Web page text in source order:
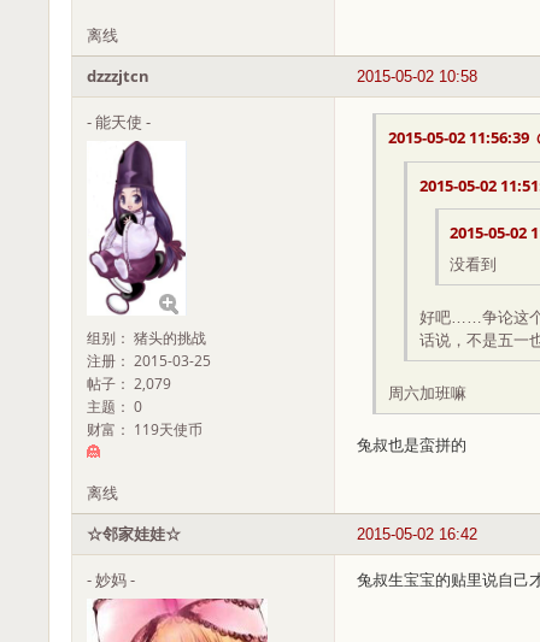
离线
2015-05-02 10:58
dzzzjtcn
- 能天使 -
组别： 猪头的挑战
注册： 2015-03-25
帖子： 2,079
主题： 0
财富： 119天使币
2015-05-02 11:56:39
2015-05-02
2015-05-02
没看到
好吧……争论这
话说，不是五一
周六加班嘛
兔叔也是蛮拼的
离线
2015-05-02 16:42
☆邻家娃娃☆
- 妙妈 - 兔叔生宝宝的贴里说自己